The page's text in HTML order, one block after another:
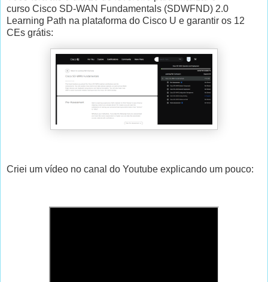
curso Cisco SD-WAN Fundamentals (SDWFND) 2.0
Learning Path na plataforma do Cisco U e garantir os 12
CEs grátis:
Criei um vídeo no canal do Youtube explicando um pouco: